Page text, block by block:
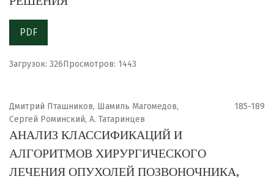
PDF
Загрузок: 326Просмотров: 1443
Дмитрий Пташников, Шамиль Магомедов,
Сергей Роминский, А. Татаринцев
185-189
АНАЛИЗ КЛАССИФИКАЦИЙ И
АЛГОРИТМОВ ХИРУРГИЧЕСКОГО
ЛЕЧЕНИЯ ОПУХОЛЕЙ ПОЗВОНОЧНИКА,